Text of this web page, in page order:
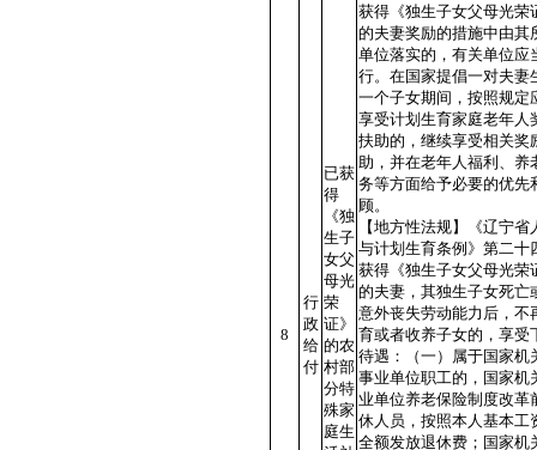
8
行
政
给
付
已获
得
《独
生子
女父
母光
荣
证》
的农
村部
分特
殊家
庭生
获得《独生子女父母光荣
的夫妻奖励的措施中由其
单位落实的，有关单位应
行。在国家提倡一对夫妻
一个子女期间，按照规定
享受计划生育家庭老年人
扶助的，继续享受相关奖
助，并在老年人福利、养
务等方面给予必要的优先
顾。
【地方性法规】《辽宁省
与计划生育条例》第二十
获得《独生子女父母光荣
的夫妻，其独生子女死亡
意外丧失劳动能力后，不
育或者收养子女的，享受
待遇：（一）属于国家机
事业单位职工的，国家机
业单位养老保险制度改革
休人员，按照本人基本工
全额发放退休费；国家机